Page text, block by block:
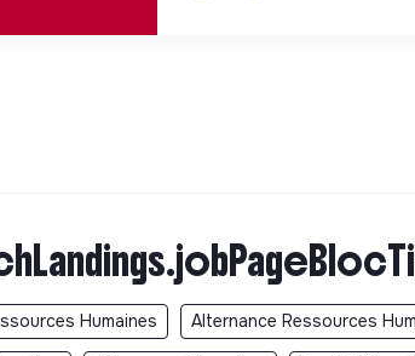
Humaines Alternance Ressources